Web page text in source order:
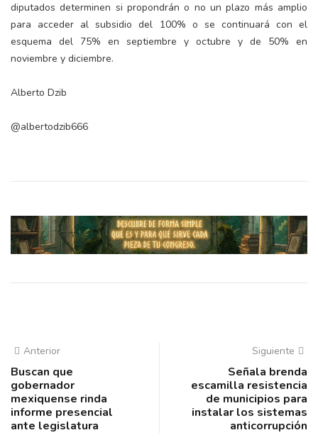
diputados determinen si propondrán o no un plazo más amplio
para acceder al subsidio del 100% o se continuará con el
esquema del 75% en septiembre y octubre y de 50% en
noviembre y diciembre.
Alberto Dzib
@albertodzib666
Anterior
Buscan que
gobernador
mexiquense rinda
informe presencial
ante legislatura
Siguiente
Señala brenda
escamilla resistencia
de municipios para
instalar los sistemas
anticorrupción